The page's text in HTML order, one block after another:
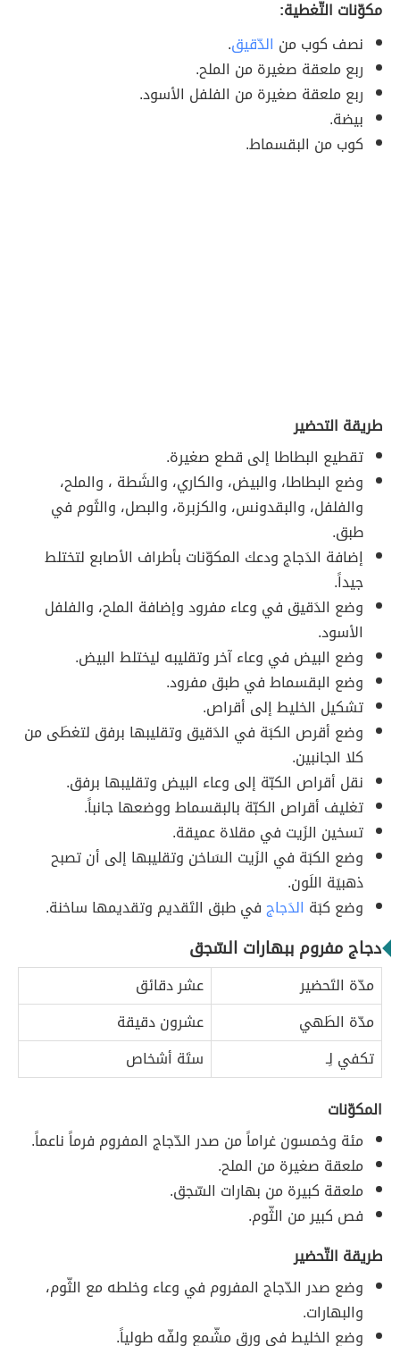
مكوّنات التّغطية:
نصف كوب من الدّقيق.
ربع ملعقة صغيرة من الملح.
ربع ملعقة صغيرة من الفلفل الأسود.
بيضة.
كوب من البقسماط.
طريقة التحضير
تقطيع البطاطا إلى قطع صغيرة.
وضع البطاطا، والبيض، والكاري، والشَطة ، والملح،
والفلفل، والبقدونس، والكزبرة، والبصل، والثَوم في
طبق.
إضافة الدَجاج ودعك المكوّنات بأطراف الأصابع لتختلط
جيداً.
وضع الدَقيق في وعاء مفرود وإضافة الملح، والفلفل
الأسود.
وضع البيض في وعاء آخر وتقليبه ليختلط البيض.
وضع البقسماط في طبق مفرود.
تشكيل الخليط إلى أقراص.
وضع أقرص الكبَة في الدَقيق وتقليبها برفق لتغطَى من
كلا الجانبين.
نقل أقراص الكبّة إلى وعاء البيض وتقليبها برفق.
تغليف أقراص الكبّة بالبقسماط ووضعها جانباً.
تسخين الزَيت في مقلاة عميقة.
وضع الكبَة في الزَيت السَاخن وتقليبها إلى أن تصبح
ذهبيَة اللَون.
وضع كبَة الدَجاجفي طبق التَقديم وتقديمها ساخنة.
دجاج مفروم ببهارات السّجق
مدّة التَحضير
عشر دقائق
مدّة الطَهي
عشرون دقيقة
تكفي لِـ
ستَة أشخاص
المكوّنات
مئة وخمسون غراماً من صدر الدّجاج المفروم فرماً ناعماً.
ملعقة صغيرة من الملح.
ملعقة كبيرة من بهارات السّجق.
فص كبير من الثّوم.
طريقة التّحضير
وضع صدر الدّجاج المفروم في وعاء وخلطه مع الثّوم،
والبهارات.
وضع الخليط في ورق مشّمع ولفّه طولياً.